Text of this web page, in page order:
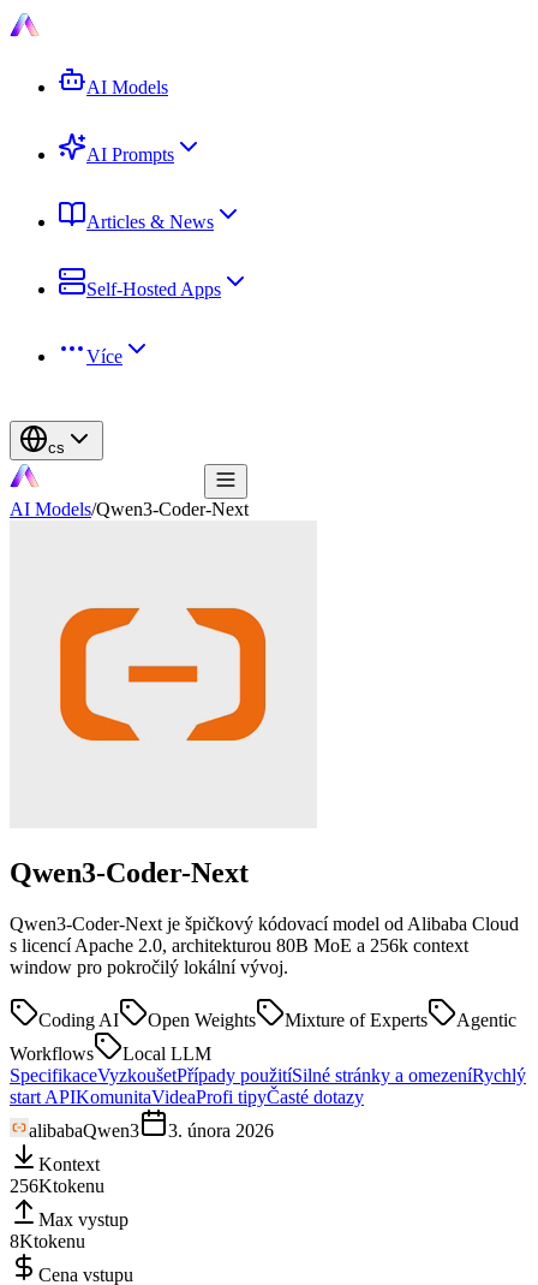
AI Models
AI Prompts
Articles & News
Self-Hosted Apps
Více
cs
AI Models/Qwen3-Coder-Next
Qwen3-Coder-Next
Qwen3-Coder-Next je špičkový kódovací model od Alibaba Cloud
s licencí Apache 2.0, architekturou 80B MoE a 256k context
window pro pokročilý lokální vývoj.
Coding AI Open Weights Mixture of Experts
Agentic
Workflows
Local LLM
SpecifikaceVyzkoušetPřípady použitíSilné stránky a omezeníRychlý
start APIKomunitaVideaProfi tipyČasté dotazy
alibabaQwen3
3. února 2026
Kontext
256Ktokenu
Max vystup
8Ktokenu
Cena vstupu